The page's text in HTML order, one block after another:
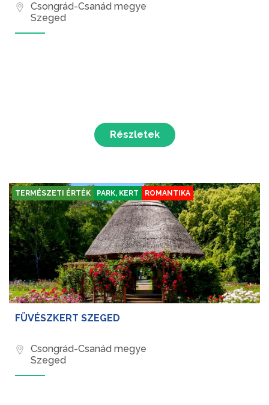
Csongrád-Csanád megye
Szeged
Részletek
TERMÉSZETI ÉRTÉK PARK, KERT ROMANTIKA
FÜVÉSZKERT SZEGED
Csongrád-Csanád megye
Szeged